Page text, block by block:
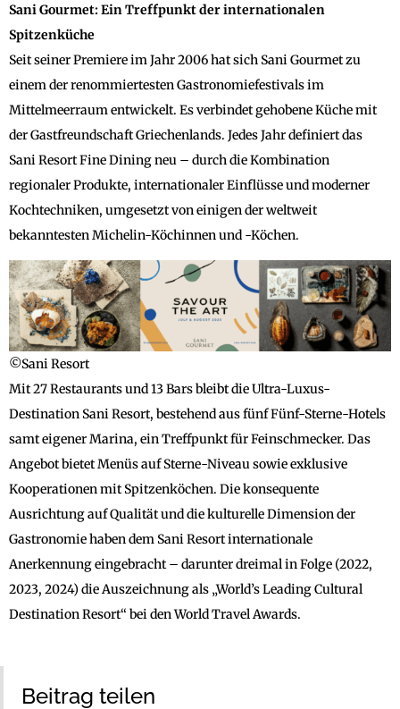
Sani Gourmet: Ein Treffpunkt der internationalen
Spitzenküche
Seit seiner Premiere im Jahr 2006 hat sich Sani Gourmet zu
einem der renommiertesten Gastronomiefestivals im
Mittelmeerraum entwickelt. Es verbindet gehobene Küche mit
der Gastfreundschaft Griechenlands. Jedes Jahr definiert das
Sani Resort Fine Dining neu – durch die Kombination
regionaler Produkte, internationaler Einflüsse und moderner
Kochtechniken, umgesetzt von einigen der weltweit
bekanntesten Michelin-Köchinnen und -Köchen.
©Sani Resort
Mit 27 Restaurants und 13 Bars bleibt die Ultra-Luxus-
Destination Sani Resort, bestehend aus fünf Fünf-Sterne-Hotels
samt eigener Marina, ein Treffpunkt für Feinschmecker. Das
Angebot bietet Menüs auf Sterne-Niveau sowie exklusive
Kooperationen mit Spitzenköchen. Die konsequente
Ausrichtung auf Qualität und die kulturelle Dimension der
Gastronomie haben dem Sani Resort internationale
Anerkennung eingebracht – darunter dreimal in Folge (2022,
2023, 2024) die Auszeichnung als „World’s Leading Cultural
Destination Resort“ bei den World Travel Awards.
Beitrag teilen